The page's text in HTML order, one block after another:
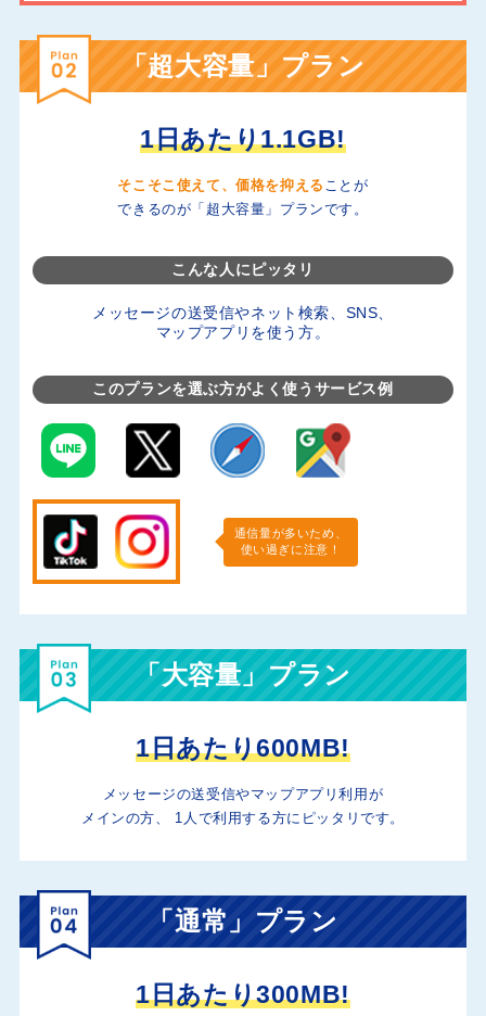
「超大容量」プラン
1日あたり1.1GB!
そこそこ使えて、価格を抑える ことが
できるのが「超大容量」プランです。
こんな人にピッタリ
メッセージの送受信やネット検索、SNS、
マップアプリを使う方。
このプランを選ぶ方がよく使うサービス例
通信量が多いため、
使い過ぎに注意！
「大容量」プラン
1日あたり600MB!
メッセージの送受信やマップアプリ利用が
メインの方、
1人で利用する方にピッタリです。
「通常」プラン
1日あたり300MB!